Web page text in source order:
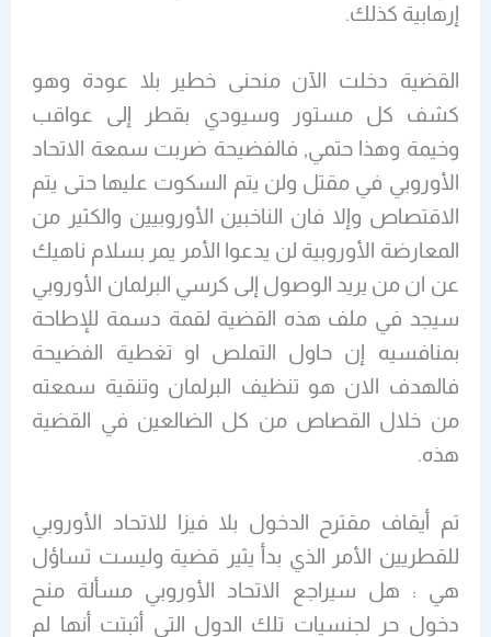
إرهابية كذلك.
القضية دخلت الآن منحنى خطير بلا عودة وهو
كشف كل مستور وسيودي بقطر إلى عواقب
وخيمة وهذا حتمي, فالفضيحة ضربت سمعة الاتحاد
الأوروبي في مقتل ولن يتم السكوت عليها حتى يتم
الاقتصاص وإلا فان الناخبين الأوروبيين والكثير من
المعارضة الأوروبية لن يدعوا الأمر يمر بسلام ناهيك
عن ان من يريد الوصول إلى كرسي البرلمان الأوروبي
سيجد في ملف هذه القضية لقمة دسمة للإطاحة
بمنافسيه إن حاول التملص او تغطية الفضيحة
فالهدف الان هو تنظيف البرلمان وتنقية سمعته
من خلال القصاص من كل الضالعين في القضية
هذه.
تم أيقاف مقترح الدخول بلا فيزا للاتحاد الأوروبي
للقطريين الأمر الذي بدأ يثير قضية وليست تساؤل
هي : هل سيراجع الاتحاد الأوروبي مسألة منح
دخول حر لجنسيات تلك الدول التي أثبتت أنها لم